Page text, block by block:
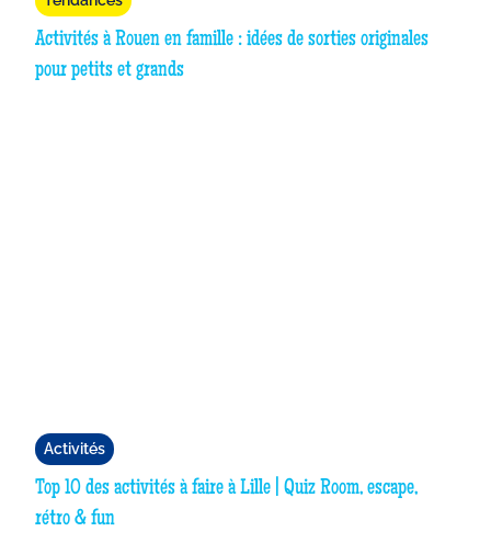
Activités à Rouen en famille : idées de sorties originales
pour petits et grands
Activités
Top 10 des activités à faire à Lille | Quiz Room, escape,
rétro & fun